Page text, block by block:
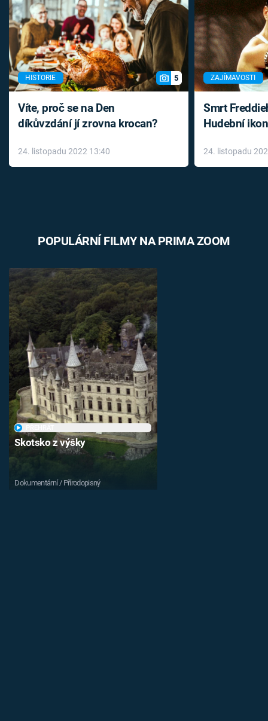
HISTORIE 5
Víte, proč se na Den
díkůvzdání jí zrovna krocan?
24. listopadu 2022 13:40
ZAJÍMAVOSTI
Smrt
Hudební
léky
24. listopadu
POPULÁRNÍ FILMY NA PRIMA ZOOM
Skotsko z výšky
Dokumentární / Přírodopisný